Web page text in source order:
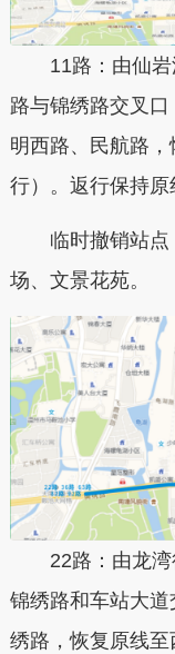
11路：由仙
路与锦绣路交叉
明西路、民航路
行）。返行保持原
临时撤销站
场、文景花苑。
22路：由龙
锦绣路和车站大
绣路，恢复原线